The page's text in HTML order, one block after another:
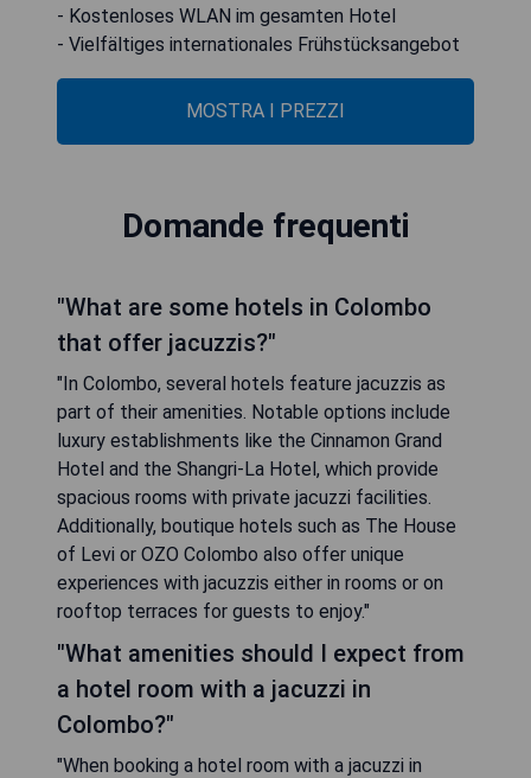
- Kostenloses WLAN im gesamten Hotel
- Vielfältiges internationales Frühstücksangebot
MOSTRA I PREZZI
Domande frequenti
"What are some hotels in Colombo
that offer jacuzzis?"
"In Colombo, several hotels feature jacuzzis as
part of their amenities. Notable options include
luxury establishments like the Cinnamon Grand
Hotel and the Shangri-La Hotel, which provide
spacious rooms with private jacuzzi facilities.
Additionally, boutique hotels such as The House
of Levi or OZO Colombo also offer unique
experiences with jacuzzis either in rooms or on
rooftop terraces for guests to enjoy."
"What amenities should I expect from
a hotel room with a jacuzzi in
Colombo?"
"When booking a hotel room with a jacuzzi in